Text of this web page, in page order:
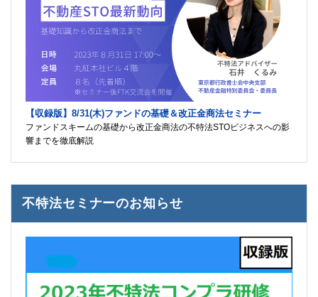
【収録版】8/31(木)ファンドの基礎＆改正金商法セミナー
ファンドスキームの基礎から改正金商法の不特法STOビジネスへの影
響までを徹底解説
不特法セミナーのお知らせ